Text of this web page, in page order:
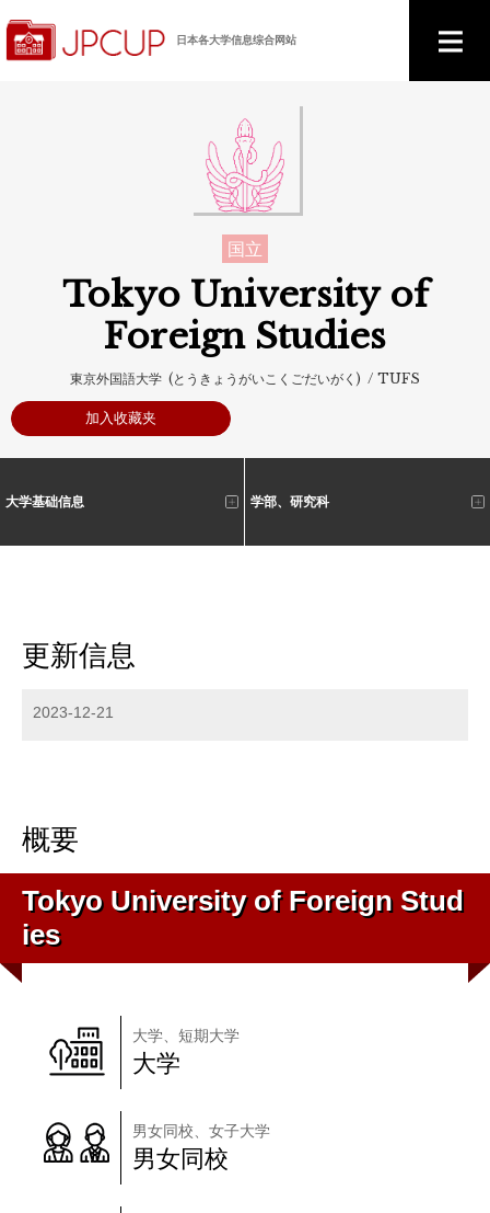
日本各大学信息综合网站
国立
Tokyo University of
Foreign Studies
東京外国語大学 (とうきょうがいこくごだいがく) / TUFS
加入收藏夹
大学基础信息 学部、研究科
更新信息
2023-12-21
概要
Tokyo University of Foreign Stud
ies
大学、短期大学
大学
男女同校、女子大学
男女同校